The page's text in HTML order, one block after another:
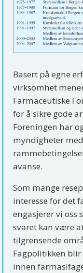
Basert på egne
virksomhet
Farmaceutiske
for å sikre gode
Foreningen har
myndigheter
avanse.
Som mange
interesse for det
engasjerer vi oss
svaret kan være
tilgrensende
Fagpolitikken blir
innen